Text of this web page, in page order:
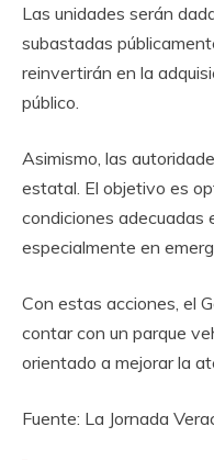
Las unidades serán
subastadas
reinvertirán en la
público.
Asimismo, las
estatal. El objetivo es
condiciones adecuadas
especialmente en
Con estas acciones, el
contar con un parque
orientado a mejorar la
Fuente: La Jornada